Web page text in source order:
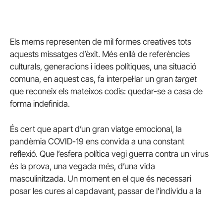
Els mems representen de mil formes creatives tots
aquests missatges d’èxit. Més enllà de referències
culturals, generacions i idees polítiques, una situació
comuna, en aquest cas, fa interpel·lar un gran target
que reconeix els mateixos codis: quedar-se a casa de
forma indefinida.
És cert que apart d’un gran viatge emocional, la
pandèmia COVID-19 ens convida a una constant
reflexió. Que l’esfera política vegi guerra contra un virus
és la prova, una vegada més, d’una vida
masculinitzada. Un moment en el que és necessari
posar les cures al capdavant, passar de l’individu a la